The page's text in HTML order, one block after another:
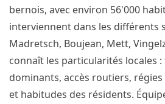
bernois, avec environ 56'000
interviennent dans les différents
Madretsch, Boujean, Mett,
connaît les particularités locales
dominants, accès routiers,
et habitudes des résidents.